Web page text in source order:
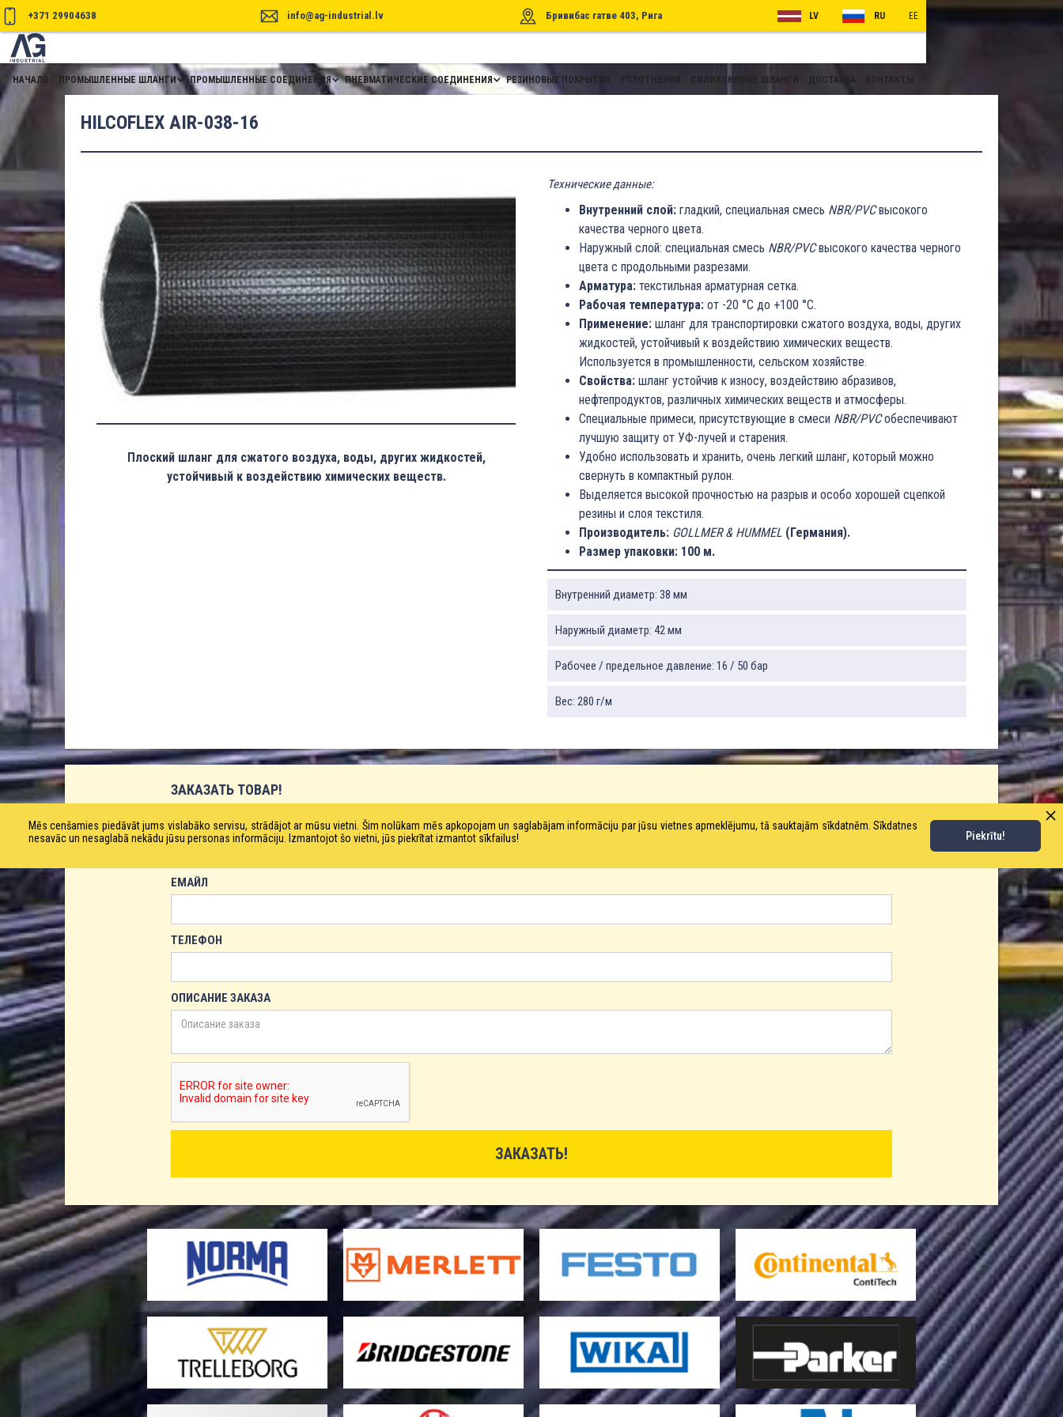
+371 29904638 info@ag-industrial.lv Бривибас гатве 403, Рига LV RU EE
НАЧАЛО ПРОМЫШЛЕННЫЕ ШЛАНГИ ПРОМЫШЛЕННЫЕ СОЕДИНЕНИЯ ПНЕВМАТИЧЕСКИЕ СОЕДИНЕНИЯ РЕЗИНОВЫЕ ПОКРЫТИЯ УПЛОТНЕНИЯ СИЛИКОНОВЫЕ ШЛАНГИ ДОСТАВКА КОНТАКТЫ
HILCOFLEX AIR-038-16
Плоский шланг для сжатого воздуха, воды, других жидкостей,
устойчивый к воздействию химических веществ.
Технические данные:
Внутренний слой: гладкий, специальная смесь NBR/PVCвысокого
качества черного цвета.
Наружный слой: специальная смесь NBR/PVCвысокого качества черного
цвета с продольными разрезами.
Арматура: текстильная арматурная сетка.
Рабочая температура: от -20 °C до +100 °C.
Применение: шланг для транспортировки сжатого воздуха, воды, других
жидкостей, устойчивый к воздействию химических веществ.
Используется в промышленности, сельском хозяйстве.
Свойства: шланг устойчив к износу, воздействию абразивов,
нефтепродуктов, различных химических веществ и атмосферы.
Специальные примеси, присутствующие в смеси NBR/PVCобеспечивают
лучшую защиту от УФ-лучей и старения.
Удобно использовать и хранить, очень легкий шланг, который можно
свернуть в компактный рулон.
Выделяется высокой прочностью на разрыв и особо хорошей сцепкой
резины и слоя текстиля.
Производитель: GOLLMER & HUMMEL (Германия).
Размер упаковки: 100 м.
Внутренний диаметр: 38 мм
Наружный диаметр: 42 мм
Рабочее / предельное давление: 16 / 50 бар
Вес: 280 г/м
ЗАКАЗАТЬ ТОВАР!
ИМЯ
ЕМАЙЛ
ТЕЛЕФОН
ОПИСАНИЕ ЗАКАЗА
Mēs cenšamies piedāvāt jums vislabāko servisu, strādājot ar mūsu vietni. Šim nolūkam mēs apkopojam un saglabājam informāciju par jūsu vietnes apmeklējumu, tā sauktajām sīkdatnēm. Sīkdatnes
nesavāc un nesaglabā nekādu jūsu personas informāciju. Izmantojot šo vietni, jūs piekrītat izmantot sīkfailus!
Piekrītu!